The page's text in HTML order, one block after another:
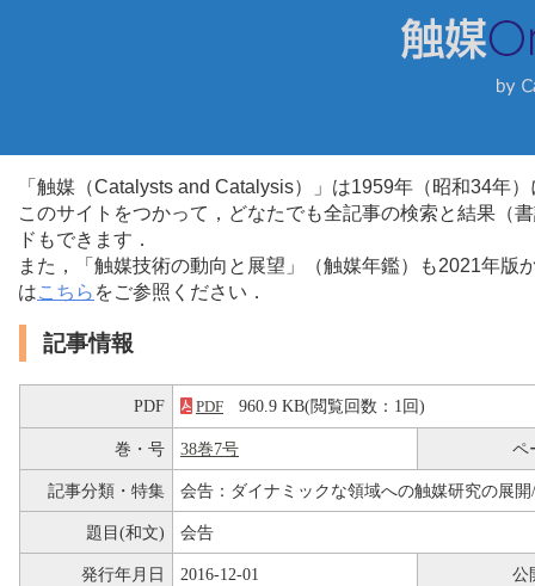
「触媒（Catalysts and Catalysis）」は1959年（昭和34年
このサイトをつかって，どなたでも全記事の検索と結果（
ドもできます．
また，「触媒技術の動向と展望」（触媒年鑑）も2021年
はこちら をご参照ください．
記事情報
PDF PDF 960.9 KB(閲覧回数：1回)
巻・号 38巻7号 ペ
記事分類・特集 会告：ダイナミックな領域への触媒研究の展
題目(和文) 会告
発行年月日 2016-12-01 公